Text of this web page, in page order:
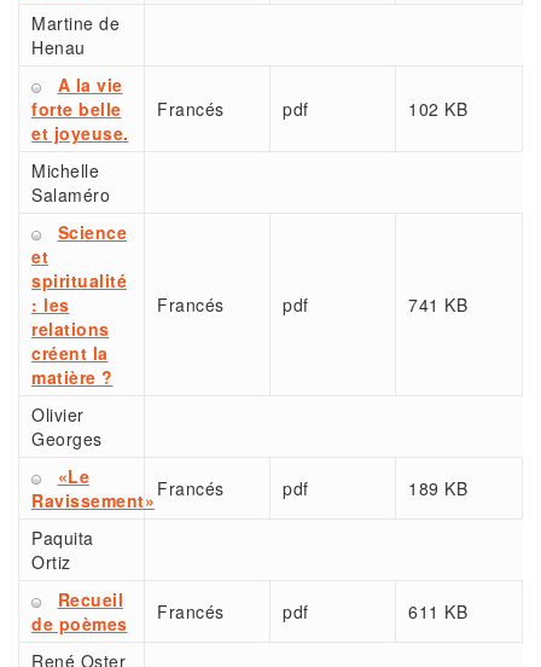
Martine de
Henau
A la vie
forte belle
et joyeuse.
Francés pdf 102 KB
Michelle
Salaméro
Science
et
spiritualité
: les
relations
créent la
matière ?
Francés pdf 741 KB
Olivier
Georges
«Le
Ravissement» Francés pdf 189 KB
Paquita
Ortiz
Recueil
de poèmes
Francés pdf 611 KB
René Oster